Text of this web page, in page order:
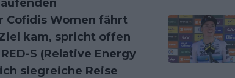
Cofidis Women fährt
kam, spricht offen
S (Relative Energy
siegreiche Reise